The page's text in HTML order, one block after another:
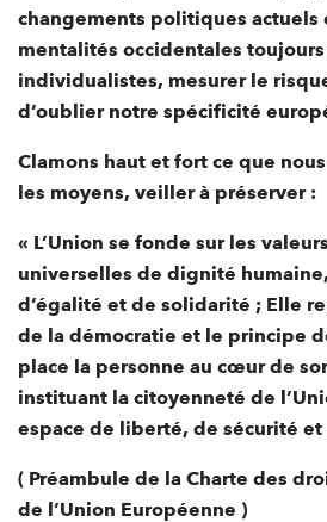
changements politiques actuels
mentalités occidentales
individualistes, mesurer le
d’oublier notre spécificité
Clamons haut et fort ce que
les moyens, veiller à préserver :
« L’Union se fonde sur les
universelles de dignité
d’égalité et de solidarité ; Elle
de la démocratie et le principe
place la personne au cœur de
instituant la citoyenneté de
espace de liberté, de sécurité et
( Préambule de la Charte des
de l’Union Européenne )